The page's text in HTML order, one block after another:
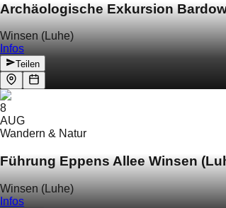
Archäologische Exkursion
Winsen (Luhe)
Infos
Teilen
8
AUG
Wandern & Natur
Führung Eppens Allee Winsen
Winsen (Luhe)
Infos